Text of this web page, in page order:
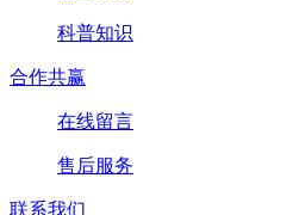
科普知识
合作共赢
在线留言
售后服务
联系我们